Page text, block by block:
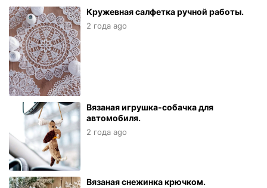
Кружевная салфетка ручной работы.
2 года ago
Вязаная игрушка-собачка для
автомобиля.
2 года ago
Вязаная снежинка крючком.